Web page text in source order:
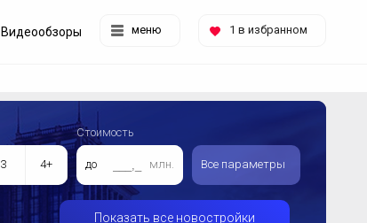
меню 1 в избранном
Видеообзоры
3 4+
Стоимость
до млн. Все параметры
Показать все новостройки